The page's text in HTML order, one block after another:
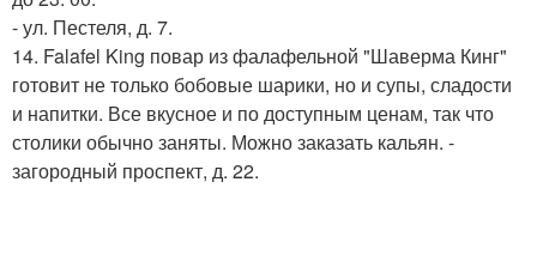
- ул. Пестеля, д. 7.
14. Falafel King повар из фалафельной "Шаверма Кинг"
готовит не только бобовые шарики, но и супы, сладости
и напитки. Все вкусное и по доступным ценам, так что
столики обычно заняты. Можно заказать кальян. -
загородный проспект, д. 22.